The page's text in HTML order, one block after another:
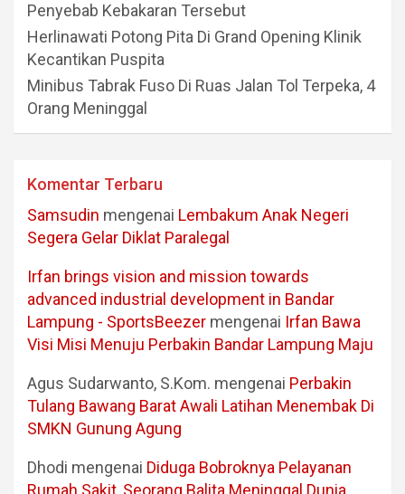
Penyebab Kebakaran Tersebut
Herlinawati Potong Pita Di Grand Opening Klinik
Kecantikan Puspita
Minibus Tabrak Fuso Di Ruas Jalan Tol Terpeka, 4
Orang Meninggal
Komentar Terbaru
Samsudin mengenai Lembakum Anak Negeri
Segera Gelar Diklat Paralegal
Irfan brings vision and mission towards
advanced industrial development in Bandar
Lampung - SportsBeezer mengenai Irfan Bawa
Visi Misi Menuju Perbakin Bandar Lampung Maju
Agus Sudarwanto, S.Kom. mengenai Perbakin
Tulang Bawang Barat Awali Latihan Menembak Di
SMKN Gunung Agung
Dhodi mengenai Diduga Bobroknya Pelayanan
Rumah Sakit, Seorang Balita Meninggal Dunia